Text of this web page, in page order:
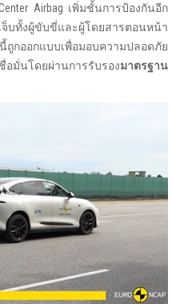
Airbag เพิ่มชั้นการป้องกันอีก
บทั้งผู้ขับขี่และผู้โดยสารตอนหน้า
กออกแบบเพื่อมอบความปลอดภัย
มั่นโดยผ่านการรับรองมาตรฐาน